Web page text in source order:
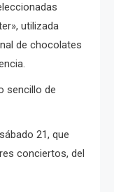
utilizada
de chocolates
sencillo de
21, que
conciertos, del